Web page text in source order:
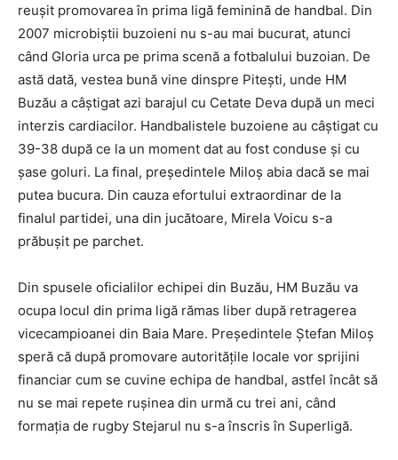
reușit promovarea în prima ligă feminină de handbal. Din
2007 microbiștii buzoieni nu s-au mai bucurat, atunci
când Gloria urca pe prima scenă a fotbalului buzoian. De
astă dată, vestea bună vine dinspre Pitești, unde HM
Buzău a câștigat azi barajul cu Cetate Deva după un meci
interzis cardiacilor. Handbalistele buzoiene au câștigat cu
39-38 după ce la un moment dat au fost conduse și cu
șase goluri. La final, președintele Miloș abia dacă se mai
putea bucura. Din cauza efortului extraordinar de la
finalul partidei, una din jucătoare, Mirela Voicu s-a
prăbușit pe parchet.
Din spusele oficialilor echipei din Buzău, HM Buzău va
ocupa locul din prima ligă rămas liber după retragerea
vicecampioanei din Baia Mare. Președintele Ștefan Miloș
speră că după promovare autoritățile locale vor sprijini
financiar cum se cuvine echipa de handbal, astfel încât să
nu se mai repete rușinea din urmă cu trei ani, când
formația de rugby Stejarul nu s-a înscris în Superligă.